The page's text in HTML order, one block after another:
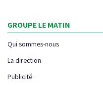
GROUPE LE MATIN
Qui sommes-nous
La direction
Publicité